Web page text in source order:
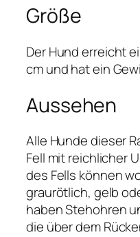
Größe
Der Hund erreicht
cm und hat ein
Aussehen
Alle Hunde dieser
Fell mit reichlicher
des Fells können
graurötlich, gelb
haben Stehohren
die über dem